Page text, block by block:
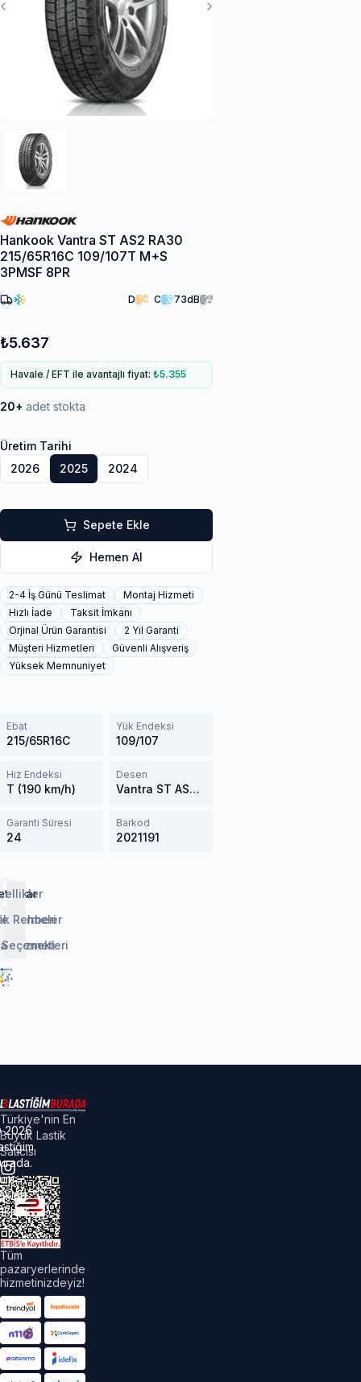
Next Slide
Previous Slide
Hankook Vantra ST AS2 RA30
215/65R16C 109/107T M+S
3PMSF 8PR
D C 73dB
₺5.637
Havale / EFT ile avantajlı fiyat: ₺5.355
20+ adet stokta
Üretim Tarihi
2026
2025 2024
Sepete Ekle
Hemen Al
2-4 İş Günü Teslimat
Montaj Hizmeti
Hızlı İade
Taksit İmkanı
Orjinal Ürün Garantisi
2 Yıl Garanti
Müşteri Hizmetleri
Güvenli Alışveriş
Yüksek Memnuniyet
Ebat
215/65R16C
Yük Endeksi
109/107
Hız Endeksi
T (190 km/h)
Desen
Vantra ST AS2 RA30
Garanti Süresi
24
Barkod
2021191
Rehberi
Hizmeti
Türkiye'nin En
Büyük Lastik
Satıcısı
Tüm
pazaryerlerinde
hizmetinizdeyiz!
2026